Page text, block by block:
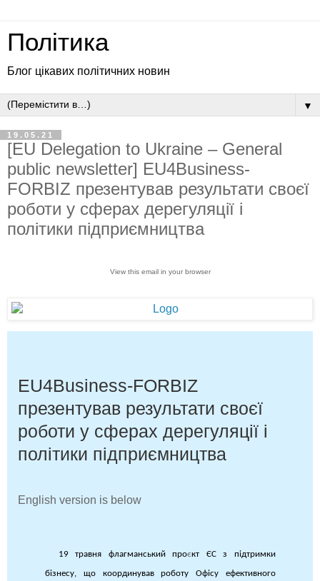
Політика
Блог цікавих політичних новин
▼
19.05.21
[EU Delegation to Ukraine – General
public newsletter] EU4Business-
FORBIZ презентував результати своєї
роботи у сферах дерегуляції і
політики підприємництва
View this email in your browser
EU4Business-FORBIZ
презентував результати своєї
роботи у сферах дерегуляції і
політики підприємництва
English version is below
19 травня флагманський проєкт ЄС з підтримки
бізнесу, що координував роботу Офісу ефективного